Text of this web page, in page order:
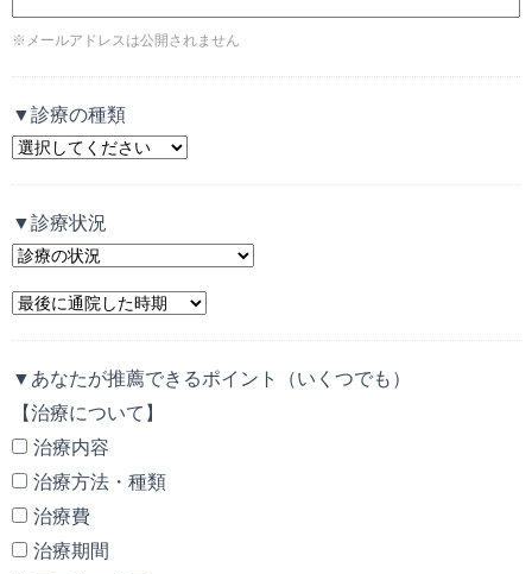
※メールアドレスは公開されません
▼診療の種類
▼診療状況
▼あなたが推薦できるポイント（いくつでも）
【治療について】
治療内容
治療方法・種類
治療費
治療期間